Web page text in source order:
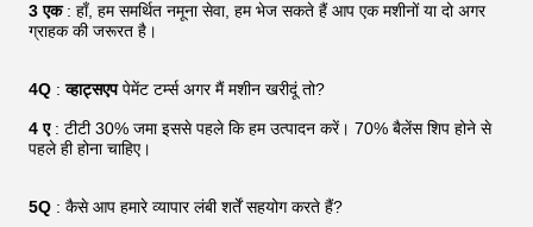
3 एक: हाँ, हम समर्थित नमूना सेवा, हम भेज सकते हैं आप एक मशीनों या दो अगर
ग्राहक की जरूरत है।
4Q :व्हाट्सएपपेमेंट टर्म्स अगर मैं मशीन खरीदूं तो?
4 ए: टीटी 30% जमा इससे पहले कि हम उत्पादन करें। 70% बैलेंस शिप होने से
पहले ही होना चाहिए।
5Q : कैसे आप हमारे व्यापार लंबी शर्तें सहयोग करते हैं?